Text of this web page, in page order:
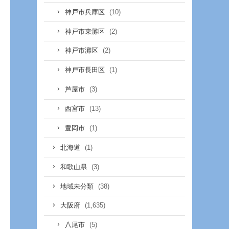
神戸市兵庫区 (10)
神戸市東灘区 (2)
神戸市灘区 (2)
神戸市長田区 (1)
芦屋市 (3)
西宮市 (13)
豊岡市 (1)
北海道 (1)
和歌山県 (3)
地域未分類 (38)
大阪府 (1,635)
八尾市 (5)